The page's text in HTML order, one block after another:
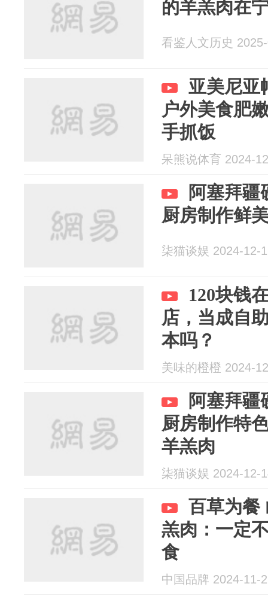
的羊羔肉在
看鉴人文历史
亚美尼亚
户外美食肥
手抓饭
呆熊说体育 2024-
阿塞拜疆
厨房制作鲜
柒猫谈娱 2024-12-
120块钱
店，当成自
本吗？
美味的橙橙 2024-
阿塞拜疆
厨房制作特
羊羔肉
柒猫谈娱 2024-12-
百草为餐
羔肉：一定
食
中国品牌 2024-11-